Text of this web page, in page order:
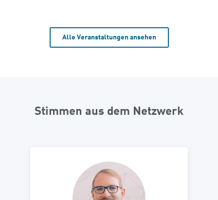
Alle Veranstaltungen ansehen
Stimmen aus dem Netzwerk